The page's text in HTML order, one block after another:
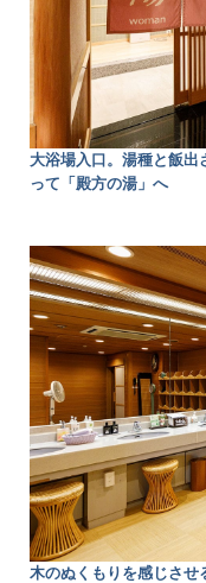
大浴場入口。湯種と飯
って「殿方の湯」へ
木のぬくもりを感じさせ